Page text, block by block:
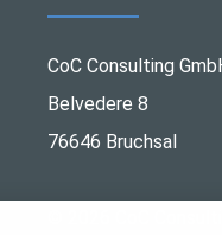
CoC Consulting
Belvedere 8
76646 Bruchsal